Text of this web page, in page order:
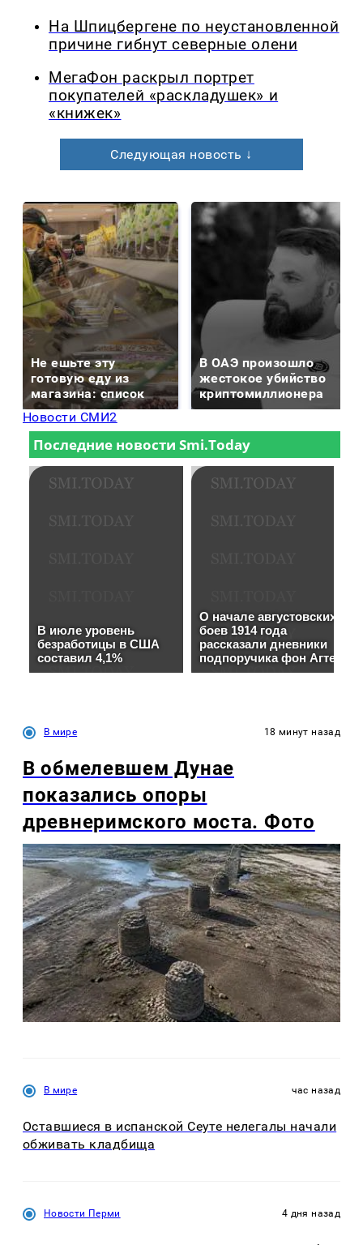
На Шпицбергене по неустановленной
причине гибнут северные олени
МегаФон раскрыл портрет
покупателей «раскладушек» и
«книжек»
Следующая новость ↓
Не ешьте эту
готовую еду из
магазина: список
В ОАЭ произошло
жестокое убийство
криптомиллионера
Новости СМИ2
В мире 18 минут назад
В обмелевшем Дунае
показались опоры
древнеримского моста. Фото
В мире час назад
Оставшиеся в испанской Сеуте нелегалы начали
обживать кладбища
Новости Перми 4 дня назад